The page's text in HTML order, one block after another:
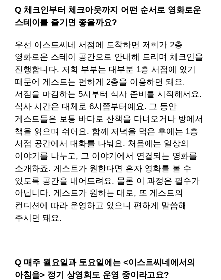
Q 체크인부터 체크아웃까지 어떤 순서로 영화로운
스테이를 즐기면 좋을까요?
우선 이스트씨네 서점에 도착하면 저희가 2층
영화로운 스테이 공간으로 안내해 드리며 체크인을
진행합니다. 저희 부부는 대부분 1층 서점에 있기
때문에 게스트는 편하게 2층을 이용하면 돼요.
서점을 마감하는 5시부터 식사 준비를 시작해서요.
식사 시간은 대체로 6시쯤부터예요. 그 동안
게스트들은 보통 바다로 산책을 다녀오거나 방에서
책을 읽으며 쉬어요. 함께 저녁을 먹은 후에는 1층
서점 공간에서 대화를 나눠요. 처음에는 일상의
이야기를 나누고, 그 이야기에서 연결되는 영화를
소개하죠. 게스트가 원한다면 혼자 영화를 볼 수
있도록 공간을 내어드려요. 물론 이 과정은 필수가
아닙니다. 게스트가 원하는 대로, 또 게스트의
컨디션에 따라 운영하고 있으니 편하게 말씀해
주시면 돼요.
Q 매주 월요일과 토요일에는 <이스트씨네에서의
아침을> 정기 상영회도 운영 중이라고요?